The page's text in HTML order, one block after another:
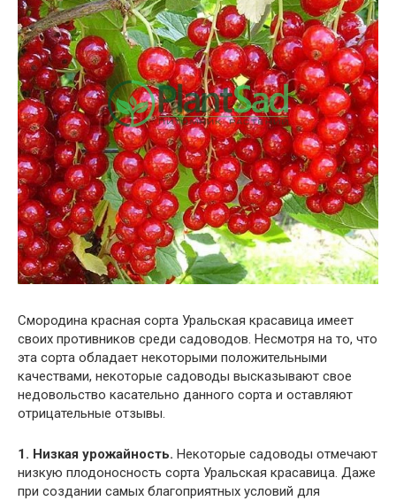
Смородина красная сорта Уральская красавица имеет
своих противников среди садоводов. Несмотря на то, что
эта сорта обладает некоторыми положительными
качествами, некоторые садоводы высказывают свое
недовольство касательно данного сорта и оставляют
отрицательные отзывы.
1. Низкая урожайность. Некоторые садоводы отмечают
низкую плодоносность сорта Уральская красавица. Даже
при создании самых благоприятных условий для